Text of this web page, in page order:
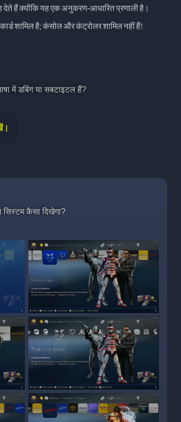
देते हैं क्योंकि यह एक अनुकरण-आधारित प्रणाली है।
शामिल है; कंसोल और कंट्रोलर शामिल नहीं हैं!
में डबिंग या सबटाइटल हैं?
कैसा दिखेगा?